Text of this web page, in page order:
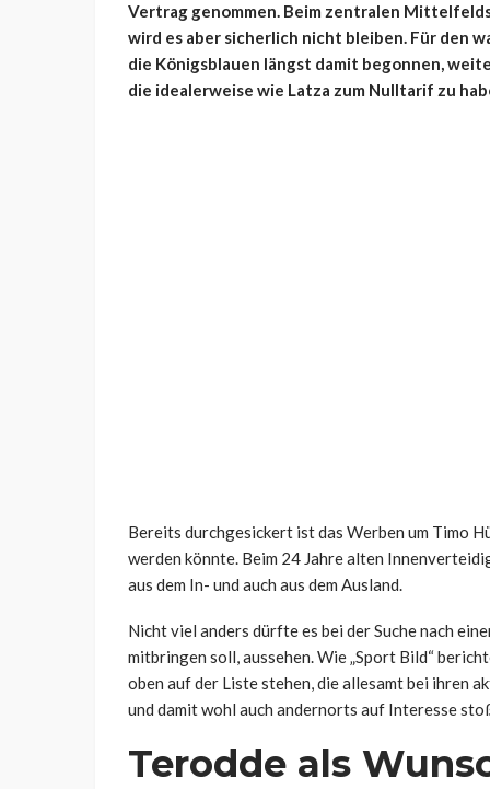
Vertrag genommen. Beim zentralen
wird es aber sicherlich nicht bleiben. Für den
die Königsblauen längst damit begonnen,
die idealerweise wie Latza zum Nulltarif zu
Bereits durchgesickert ist das Werben um Timo
werden könnte. Beim 24 Jahre alten
aus dem In- und auch aus dem Ausland.
Nicht viel anders dürfte es bei der Suche nach
mitbringen soll, aussehen. Wie „Sport Bild“
oben auf der Liste stehen, die allesamt bei ihren
und damit wohl auch andernorts auf Interesse
Terodde als